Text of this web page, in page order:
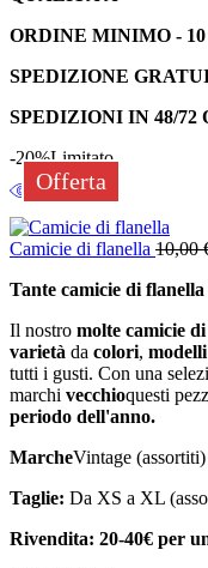
ORDINE MINIMO -
SPEDIZIONE
SPEDIZIONI IN 48/72
Offerta
-20%Limitato
Camicie di flanella 10,00
Tante camicie di flanella
Il nostro molte camicie
varietà da colori, modelli
tutti i gusti. Con una
marchi vecchioquesti
periodo dell'anno.
MarcheVintage (assortiti)
Taglie: Da XS a XL
Rivendita: 20-40€ per